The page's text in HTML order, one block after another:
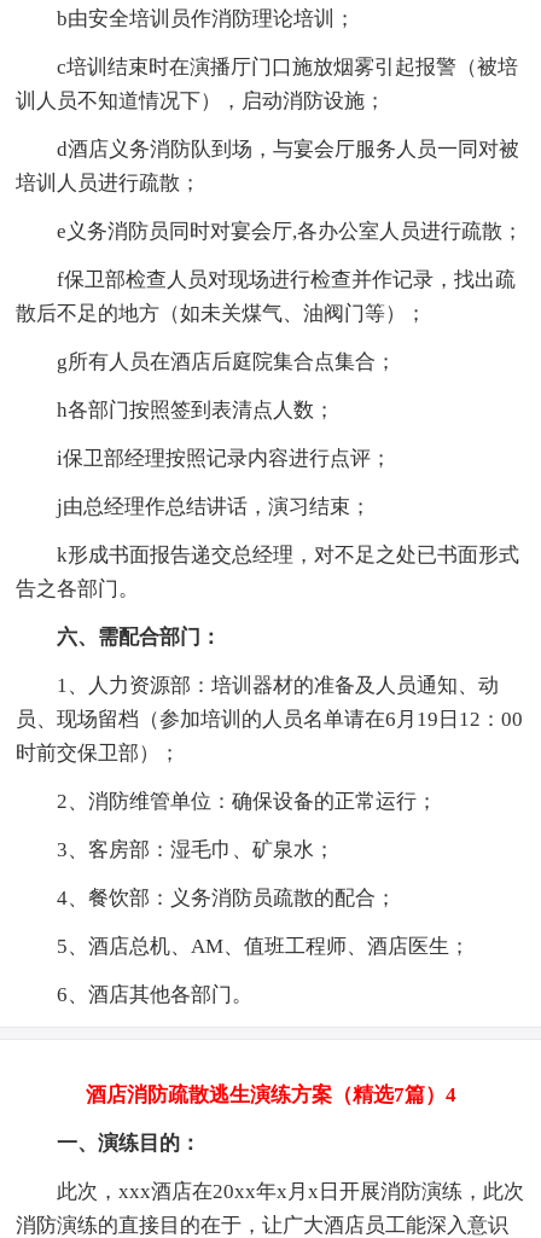
b由安全培训员作消防理论培训；
c培训结束时在演播厅门口施放烟雾引起报警（被培
训人员不知道情况下），启动消防设施；
d酒店义务消防队到场，与宴会厅服务人员一同对被
培训人员进行疏散；
e义务消防员同时对宴会厅,各办公室人员进行疏散；
f保卫部检查人员对现场进行检查并作记录，找出疏
散后不足的地方（如未关煤气、油阀门等）；
g所有人员在酒店后庭院集合点集合；
h各部门按照签到表清点人数；
i保卫部经理按照记录内容进行点评；
j由总经理作总结讲话，演习结束；
k形成书面报告递交总经理，对不足之处已书面形式
告之各部门。
六、需配合部门：
1、人力资源部：培训器材的准备及人员通知、动
员、现场留档（参加培训的人员名单请在6月19日12：00
时前交保卫部）；
2、消防维管单位：确保设备的正常运行；
3、客房部：湿毛巾、矿泉水；
4、餐饮部：义务消防员疏散的配合；
5、酒店总机、AM、值班工程师、酒店医生；
6、酒店其他各部门。
酒店消防疏散逃生演练方案（精选7篇）4
一、演练目的：
此次，xxx酒店在20xx年x月x日开展消防演练，此次
消防演练的直接目的在于，让广大酒店员工能深入意识